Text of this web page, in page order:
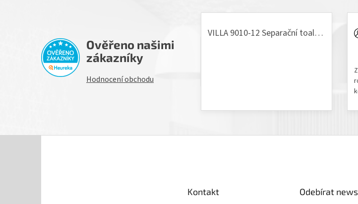
Ověřeno našimi
zákazníky
Hodnocení obchodu
VILLA 9010-12 Separační toaleta, 230/12V
Kontakt Odebírat